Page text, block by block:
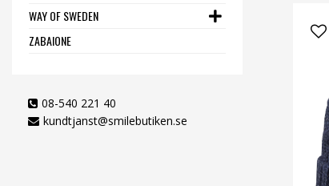
WAY OF SWEDEN
ZABAIONE
08-540 221 40
kundtjanst@smilebutiken.se